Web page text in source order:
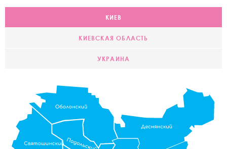
КИЕВ
КИЕВСКАЯ ОБЛАСТЬ
УКРАИНА